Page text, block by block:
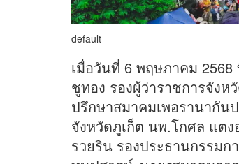
default
เมื่อวันที่ 6 พฤษภาคม 2568
ชูทอง รองผู้ว่าราชการจัง
ปรึกษาสมาคมเพอรานากัน
จังหวัดภูเก็ต นพ.โกศล แต
รวยริน รองประธานกรรม